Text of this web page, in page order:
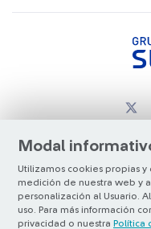
Modal
Utilizamos cookies propias y
medición de nuestra web y
personalización al Usuario.
uso. Para más información
privacidad o nuestra Política
©